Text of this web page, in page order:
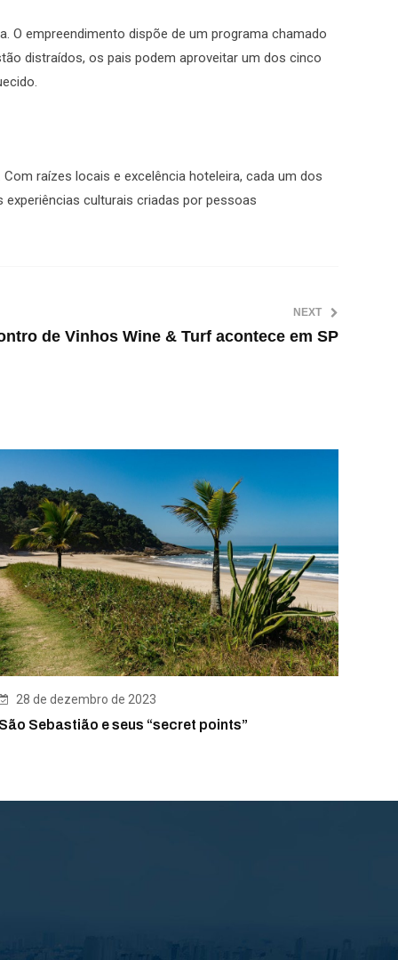
O empreendimento dispõe de um programa chamado
distraídos, os pais podem aproveitar um dos cinco
raízes locais e excelência hoteleira, cada um dos
culturais criadas por pessoas
NEXT
de Vinhos Wine & Turf acontece em SP
28 de dezembro de 2023
Sebastião e seus “secret points”